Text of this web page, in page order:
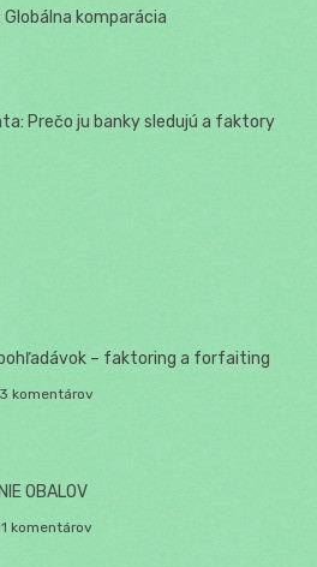
komparácia
Prečo ju banky sledujú a faktory
– faktoring a forfaiting
komentárov
OBALOV
komentárov